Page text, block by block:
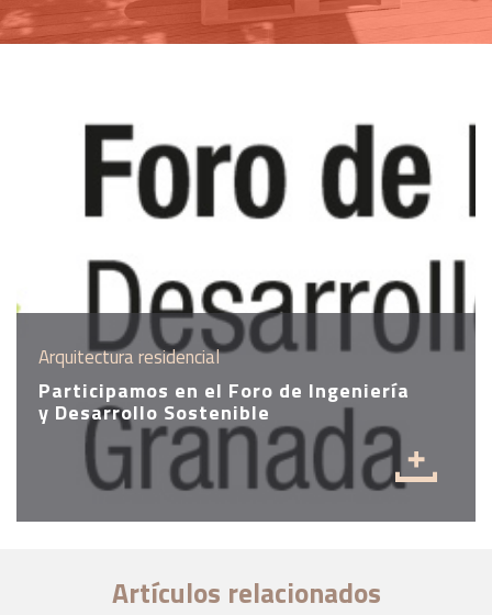
Arquitectura residencial
Participamos en el Foro de Ingeniería
y Desarrollo Sostenible
Artículos relacionados